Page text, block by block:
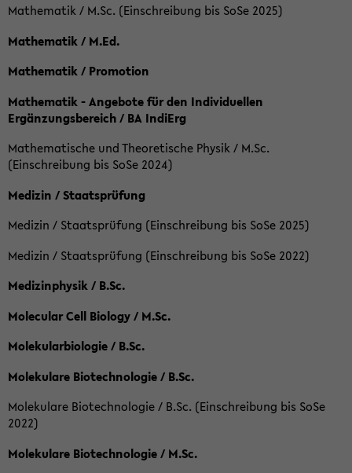
Mathematik / M.Sc. (Einschreibung bis SoSe 2025)
Mathematik / M.Ed.
Mathematik / Promotion
Mathematik - Angebote für den Individuellen
Ergänzungsbereich / BA IndiErg
Mathematische und Theoretische Physik / M.Sc.
(Einschreibung bis SoSe 2024)
Medizin / Staatsprüfung
Medizin / Staatsprüfung (Einschreibung bis SoSe 2025)
Medizin / Staatsprüfung (Einschreibung bis SoSe 2022)
Medizinphysik / B.Sc.
Molecular Cell Biology / M.Sc.
Molekularbiologie / B.Sc.
Molekulare Biotechnologie / B.Sc.
Molekulare Biotechnologie / B.Sc. (Einschreibung bis SoSe
2022)
Molekulare Biotechnologie / M.Sc.